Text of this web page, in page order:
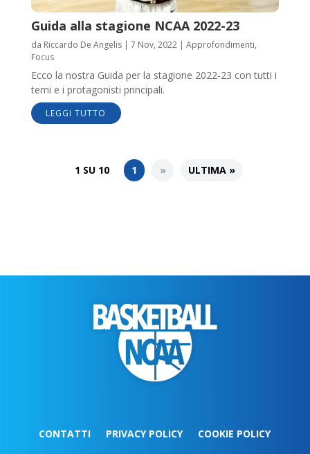
Guida alla stagione NCAA 2022-23
da Riccardo De Angelis| 7 Nov, 2022| Approfondimenti,
Focus
Ecco la nostra Guida per la stagione 2022-23 con tutti i
temi e i protagonisti principali.
LEGGI TUTTO
1 SU 10 1 » ULTIMA »
CONTATTI PRIVACY POLICY COOKIE POLICY